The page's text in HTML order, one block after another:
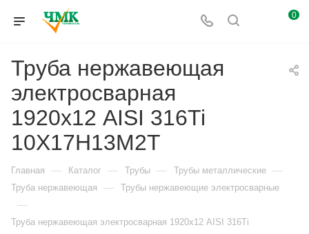
0
Труба нержавеющая
электросварная
1920х12 AISI 316Ti
10Х17Н13М2Т
Главная — Каталог — Трубы — Трубы металлические —
Труба нержавеющая — Трубы нержавеющие электросварные
—
Труба нержавеющая электросварная 1920х12 AISI 316Ti